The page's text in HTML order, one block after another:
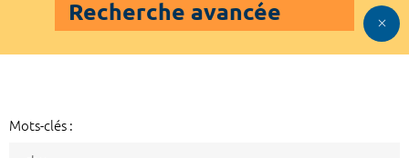
Recherche avancée
Mots-clés :